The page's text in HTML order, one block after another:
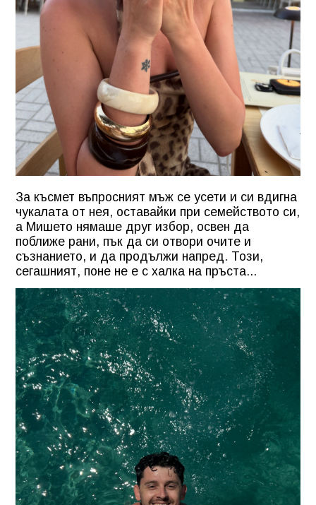
За късмет въпросният мъж се усети и си вдигна
чукалата от нея, оставайки при семейството си,
а Мишето нямаше друг избор, освен да
поближе рани, пък да си отвори очите и
съзнанието, и да продължи напред. Този,
сегашният, поне не е с халка на пръста...